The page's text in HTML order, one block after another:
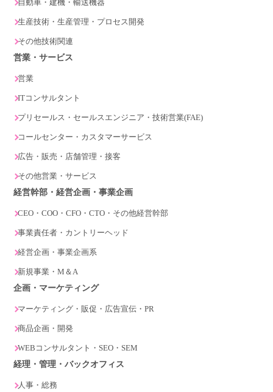
自動車・建機・輸送機器
生産技術・生産管理・プロセス開発
その他技術関連
営業・サービス
営業
ITコンサルタント
プリセールス・セールスエンジニア・技術営業(FAE)
コールセンター・カスタマーサービス
広告・販売・店舗管理・接客
その他営業・サービス
経営幹部・経営企画・事業企画
CEO・COO・CFO・CTO・その他経営幹部
事業責任者・カントリーヘッド
経営企画・事業企画系
新規事業・M＆A
企画・マーケティング
マーケティング・販促・広告宣伝・PR
商品企画・開発
WEBコンサルタント・SEO・SEM
経理・管理・バックオフィス
人事・総務